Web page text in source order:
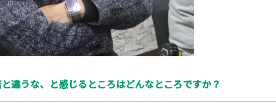
違うな、と感じるところはどんなところですか？